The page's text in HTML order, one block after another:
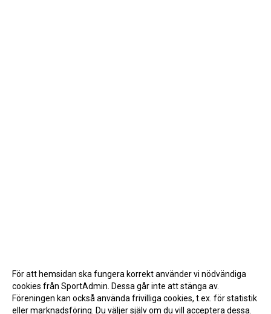
För att hemsidan ska fungera korrekt använder vi nödvändiga
cookies från SportAdmin. Dessa går inte att stänga av.
Föreningen kan också använda frivilliga cookies, t.ex. för statistik
eller marknadsföring. Du väljer själv om du vill acceptera dessa.